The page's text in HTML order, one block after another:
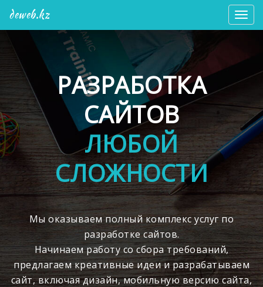
deweb.kz
РАЗРАБОТКА
САЙТОВ
ЛЮБОЙ
СЛОЖНОСТИ
Мы оказываем полный комплекс услуг по
разработке сайтов.
Начинаем работу со сбора требований,
предлагаем креативные идеи и разрабатываем
сайт, включая дизайн, мобильную версию сайта,